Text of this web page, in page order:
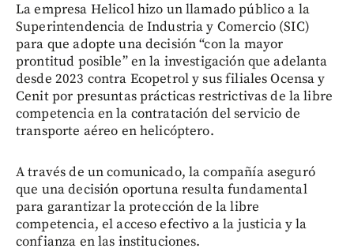
La empresa Helicol hizo un llamado público a la
Superintendencia de Industria y Comercio (SIC)
para que adopte una decisión “con la mayor
prontitud posible” en la investigación que adelanta
desde 2023 contra Ecopetrol y sus filiales Ocensa y
Cenit por presuntas prácticas restrictivas de la libre
competencia en la contratación del servicio de
transporte aéreo en helicóptero.
A través de un comunicado, la compañía aseguró
que una decisión oportuna resulta fundamental
para garantizar la protección de la libre
competencia, el acceso efectivo a la justicia y la
confianza en las instituciones.